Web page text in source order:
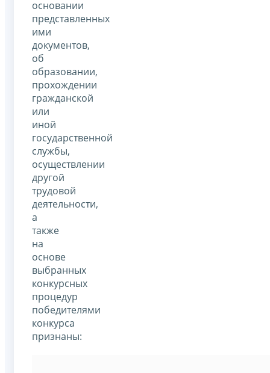
основании
представленных
ими
документов,
об
образовании,
прохождении
гражданской
или
иной
государственной
службы,
осуществлении
другой
трудовой
деятельности,
а
также
на
основе
выбранных
конкурсных
процедур
победителями
конкурса
признаны: